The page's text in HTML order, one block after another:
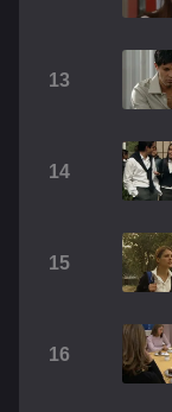
13
14
15
16